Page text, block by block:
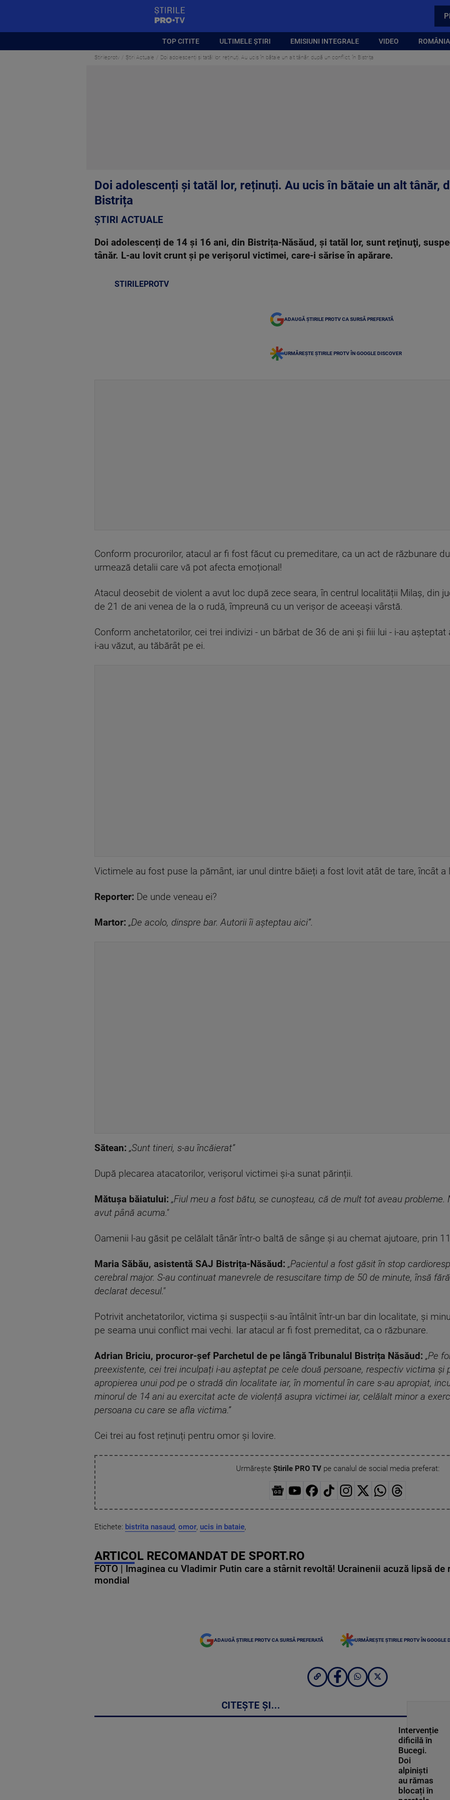
TOP CITITE ULTIMELE ȘTIRI EMISIUNI INTEGRALE VIDEO
Stirileprotv Știri Actuale Doi adolescenți și tatăl lor, reținuți. Au ucis în bătaie un alt tânăr, după un conflict, în Bistrița
Doi adolescenți și tatăl lor, reținuți. Au ucis în bătaie un alt tânăr,
Bistrița
ȘTIRI ACTUALE
Doi adolescenți de 14 și 16 ani, din Bistrița-Năsăud, şi tatăl lor, sunt reţinuţi,
tânăr. L-au lovit crunt și pe verișorul victimei, care-i sărise în apărare.
STIRILEPROTV
ADAUGĂ ȘTIRILE PROTV CA SURSĂ PREFERATĂ
URMĂREȘTE ȘTIRILE PROTV ÎN GOOGLE DISCOVER
Conform procurorilor, atacul ar fi fost făcut cu premeditare, ca un act de răzbunare
urmează detalii care vă pot afecta emoțional!
Atacul deosebit de violent a avut loc după zece seara, în centrul localității Milaș, din
de 21 de ani venea de la o rudă, împreună cu un verișor de aceeași vârstă.
Conform anchetatorilor, cei trei indivizi - un bărbat de 36 de ani și fiii lui - i-au
i-au văzut, au tăbărât pe ei.
Victimele au fost puse la pământ, iar unul dintre băieți a fost lovit atât de tare, încât a
Reporter: De unde veneau ei?
Martor: „De acolo, dinspre bar. Autorii îi așteptau aici”.
Sătean: „Sunt tineri, s-au încăierat”
După plecarea atacatorilor, verișorul victimei și-a sunat părinții.
Mătușa băiatului: „Fiul meu a fost bătu, se cunoșteau, că de mult tot aveau
avut până acuma."
Oamenii l-au găsit pe celălalt tânăr într-o baltă de sânge și au chemat ajutoare, prin
Maria Săbău, asistentă SAJ Bistrița-Năsăud: „Pacientul a fost găsit în stop
cerebral major. S-au continuat manevrele de resuscitare timp de 50 de minute, însă
declarat decesul."
Potrivit anchetatorilor, victima și suspecții s-au întâlnit într-un bar din localitate, și
pe seama unui conflict mai vechi. Iar atacul ar fi fost premeditat, ca o răzbunare.
Adrian Briciu, procuror-șef Parchetul de pe lângă Tribunalul Bistrița Năsăud: „Pe
preexistente, cei trei inculpați i-au așteptat pe cele două persoane, respectiv victima și
apropierea unui pod pe o stradă din localitate iar, în momentul în care s-au apropiat,
minorul de 14 ani au exercitat acte de violență asupra victimei iar, celălalt minor a
persoana cu care se afla victima.”
Cei trei au fost reținuți pentru omor și lovire.
Urmărește Știrile PRO TVpe canalul de social media preferat:
Etichete: bistrita nasaud, omor, ucis in bataie,
ARTICOL RECOMANDAT DE SPORT.RO
FOTO | Imaginea cu Vladimir Putin care a stârnit revoltă! Ucrainenii acuză lipsă de
mondial
ADAUGĂ ȘTIRILE PROTV CA SURSĂ PREFERATĂ URMĂREȘTE ȘTIRILE PROTV ÎN GOOGLE
CITEȘTE ȘI...
Intervenție
dificilă în
Bucegi.
Doi
alpiniști
au rămas
blocați în